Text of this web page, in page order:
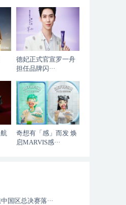
德妃正式官宣罗一舟
担任品牌闪···
奇想有「感」而发 焕
启MARVIS感···
国区总决赛落···